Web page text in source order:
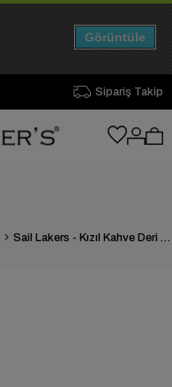
Sipariş Takip
Sail Lakers - Kızıl Kahve Deri Fermuarlı Kadın Bot
Görüntüle